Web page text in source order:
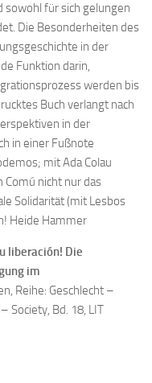
sowohl für sich gelungen
Die Besonderheiten des
in der
Funktion darin,
werden bis
Buch verlangt nach
in der
in einer Fußnote
mit Ada Colau
Comú nicht nur das
Solidarität (mit Lesbos
Heide Hammer
liberación! Die
im
Reihe: Geschlecht –
Society, Bd. 18, LIT